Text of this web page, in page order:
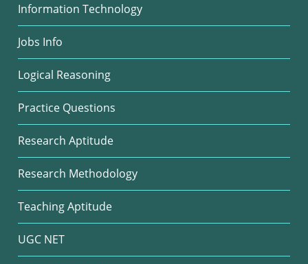
Information Technology
Jobs Info
Logical Reasoning
Practice Questions
Research Aptitude
Research Methodology
Teaching Aptitude
UGC NET